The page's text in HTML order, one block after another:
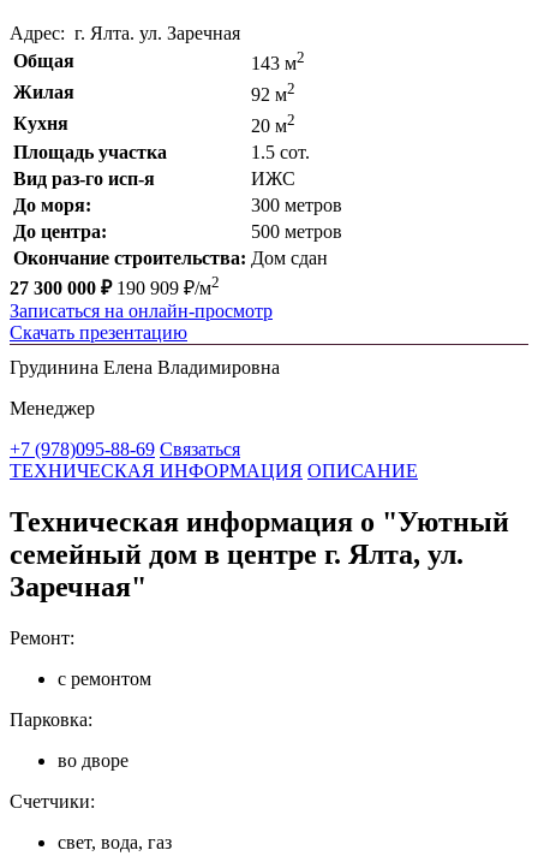
Адрес: г. Ялта. ул. Заречная
Общая
143 м2
Жилая 92 м2
Кухня 20 м2
Площадь участка
1.5 сот.
Вид раз-го исп-я
ИЖС
До моря:
300 метров
До центра:
500 метров
Окончание строительства: Дом сдан
27 300 000 ₽ 190 909 ₽/м2
Записаться на онлайн-просмотр
Скачать презентацию
Грудинина Елена Владимировна
Менеджер
+7 (978)095-88-69 Связаться
ТЕХНИЧЕСКАЯ ИНФОРМАЦИЯ ОПИСАНИЕ
Техническая информация о "Уютный
семейный дом в центре г. Ялта, ул.
Заречная"
Ремонт:
с ремонтом
Парковка:
во дворе
Счетчики:
свет, вода, газ